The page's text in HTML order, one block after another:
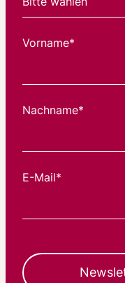
Vorname*
Nachname*
E-Mail*